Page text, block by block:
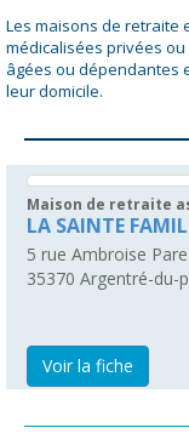
Les maisons de retraite
médicalisées privées
âgées ou dépendantes
leur domicile.
Maison de retraite
LA SAINTE
5 rue Ambroise Pare
35370 Argentré-du-
Voir la fiche